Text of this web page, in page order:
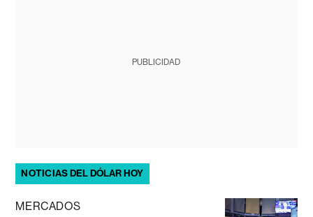
PUBLICIDAD
NOTICIAS DEL DÓLAR HOY
MERCADOS